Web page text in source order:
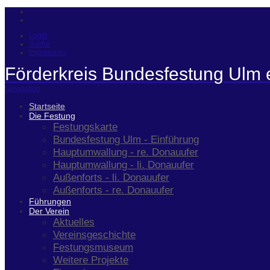
Login
Suche
Impressum
Förderkreis Bundesfestung Ulm
Navigation
Startseite
Die Festung
Festungskarte
Bundesfestung Ulm - Einführung
Hauptumwallung - re. Donauufer
Hauptumwallung - li. Donauufer
Außenforts - li. Donauufer
Außenforts - re. Donauufer
Führungen
Der Verein
Aktuelles
Vereinsgeschichte
Festungsmuseum
Weitere Projekte